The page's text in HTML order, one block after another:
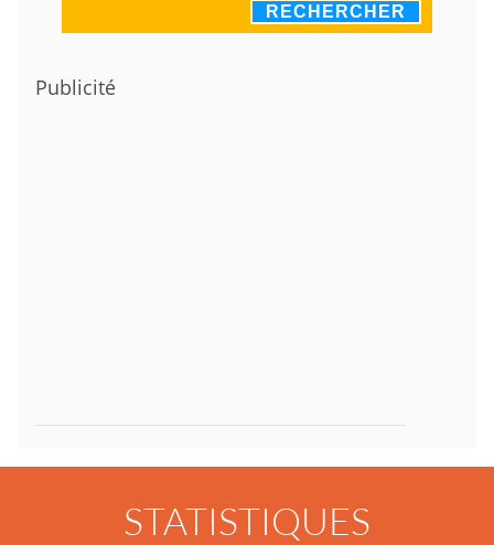
RECHERCHER
Publicité
STATISTIQUES